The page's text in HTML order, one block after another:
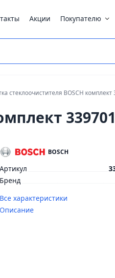
Акции Покупателю
стеклоочистителя BOSCH комплект
BOSCH
Артикул
Бренд
Все характеристики
Описание